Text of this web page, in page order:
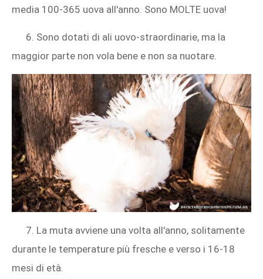
media 100-365 uova all'anno. Sono MOLTE uova!
6. Sono dotati di ali uovo-straordinarie, ma la
maggior parte non vola bene e non sa nuotare.
7. La muta avviene una volta all'anno, solitamente
durante le temperature più fresche e verso i 16-18
mesi di età.